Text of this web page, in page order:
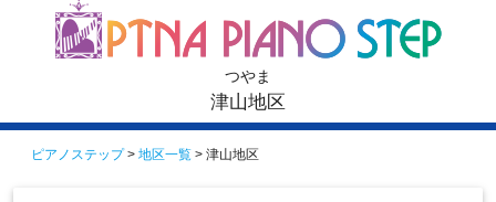
つやま
津山地区
ピアノステップ> 地区一覧 > 津山地区